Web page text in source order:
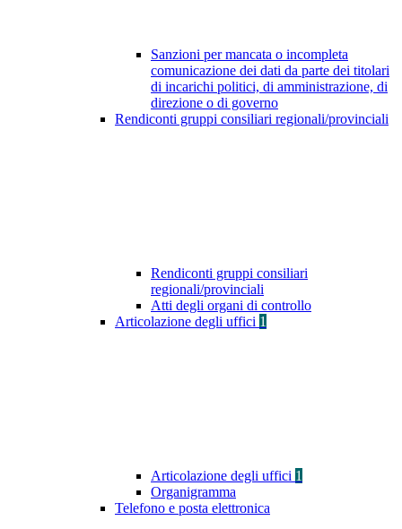
Sanzioni per mancata o incompleta
comunicazione dei dati da parte dei titolari
di incarichi politici, di amministrazione, di
direzione o di governo
Rendiconti gruppi consiliari regionali/provinciali
Rendiconti gruppi consiliari
regionali/provinciali
Atti degli organi di controllo
Articolazione degli uffici 1
Articolazione degli uffici 1
Organigramma
Telefono e posta elettronica